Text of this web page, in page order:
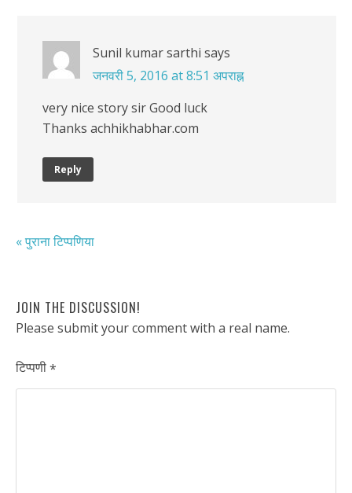
Sunil kumar sarthi says
जनवरी 5, 2016 at 8:51 अपराह्न
very nice story sir Good luck
Thanks achhikhabhar.com
Reply
« पुराना टिप्पणिया
JOIN THE DISCUSSION!
Please submit your comment with a real name.
टिप्पणी*